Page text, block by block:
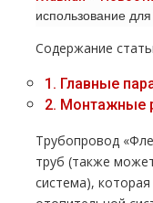
использование
Содержание
1. Главные
2. Монтажные
Трубопровод
труб (также
система),